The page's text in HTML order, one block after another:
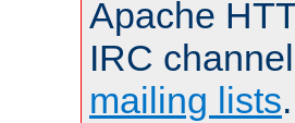
Apache
IRC
mailing lists.